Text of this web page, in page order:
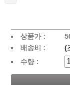
상품가 :
배송비 : (
수량 :